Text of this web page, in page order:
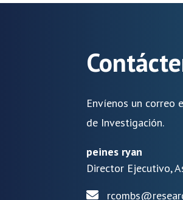
Envíenos un correo
de Investigación.
peines ryan
Director Ejecutivo,